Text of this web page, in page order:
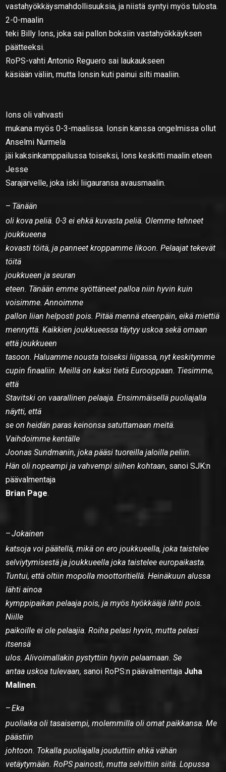
vastahyökkäysmahdollisuuksia, ja niistä syntyi myös tulosta.
2-0-maalin
teki Billy Ions, joka sai pallon boksiin vastahyökkäyksen
päätteeksi.
RoPS-vahti Antonio Reguero sai laukaukseen
käsiään väliin, mutta Ionsin kuti painui silti maaliin.
Ions oli vahvasti
mukana myös 0-3-maalissa. Ionsin kanssa ongelmissa ollut
Anselmi Nurmela
jäi kaksinkamppailussa toiseksi, Ions keskitti maalin eteen
Jesse
Sarajärvelle, joka iski liigauransa avausmaalin.
– Tänään
oli kova peliä. 0-3 ei ehkä kuvasta peliä. Olemme tehneet
joukkueena
kovasti töitä, ja panneet kroppamme likoon. Pelaajat tekevät
töitä
joukkueen ja seuran
eteen. Tänään emme syöttäneet palloa niin hyvin kuin
voisimme. Annoimme
pallon liian helposti pois. Pitää mennä eteenpäin, eikä miettiä
mennyttä. Kaikkien joukkueessa täytyy uskoa sekä omaan
että joukkueen
tasoon. Haluamme nousta toiseksi liigassa, nyt keskitymme
cupin finaaliin. Meillä on kaksi tietä Eurooppaan. Tiesimme,
että
Stavitski on vaarallinen pelaaja. Ensimmäisellä puoliajalla
näytti, että
se on heidän paras keinonsa satuttamaan meitä.
Vaihdoimme kentälle
Joonas Sundmanin, joka pääsi tuoreilla jaloilla peliin.
Hän oli nopeampi ja vahvempi siihen kohtaan, sanoi SJK:n
päävalmentaja
Brian Page.
–Jokainen
katsoja voi päätellä, mikä on ero joukkueella, joka taistelee
selviytymisestä ja joukkueella joka taistelee europaikasta.
Tuntui, että oltiin mopolla moottoritiellä. Heinäkuun alussa
lähti ainoa
kymppipaikan pelaaja pois, ja myös hyökkääjä lähti pois.
Niille
paikoille ei ole pelaajia. Roiha pelasi hyvin, mutta pelasi
itsensä
ulos. Alivoimallakin pystyttiin hyvin pelaamaan. Se
antaa uskoa tulevaan, sanoi RoPS:n päävalmentaja Juha
Malinen.
–Eka
puoliaika oli tasaisempi, molemmilla oli omat paikkansa. Me
päästiin
johtoon. Tokalla puoliajalla jouduttiin ehkä vähän
vetäytymään. RoPS painosti, mutta selvittiin siitä. Lopussa